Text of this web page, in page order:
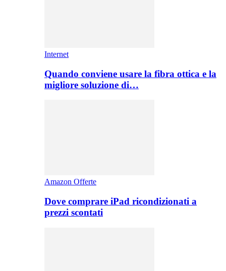
Internet
Quando conviene usare la fibra ottica e la
migliore soluzione di…
Amazon Offerte
Dove comprare iPad ricondizionati a
prezzi scontati